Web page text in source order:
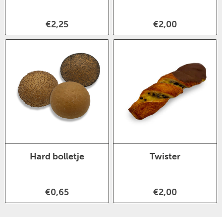
€2,25 €2,00
Hard bolletje
€0,65
Twister
€2,00